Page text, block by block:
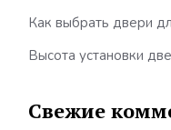
Как выбрать двери
Высота установки
Свежие